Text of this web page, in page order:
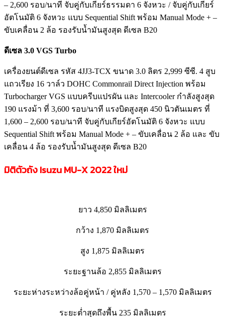
– 2,600 รอบ/นาที จับคู่กับเกียร์ธรรมดา 6 จังหวะ / จับคู่กับเกียร์
อัตโนมัติ 6 จังหวะ แบบ Sequential Shift พร้อม Manual Mode + –
ขับเคลื่อน 2 ล้อ รองรับน้ำมันสูงสุด ดีเซล B20
ดีเซล 3.0 VGS Turbo
เครื่องยนต์ดีเซล รหัส 4JJ3-TCX ขนาด 3.0 ลิตร 2,999 ซีซี. 4 สูบ
แถวเรียง 16 วาล์ว DOHC Commonrail Direct Injection พร้อม
Turbocharger VGS แบบครีบแปรผัน และ Intercooler กำลังสูงสุด
190 แรงม้า ที่ 3,600 รอบ/นาที แรงบิดสูงสุด 450 นิวตันเมตร ที่
1,600 – 2,600 รอบ/นาที จับคู่กับเกียร์อัตโนมัติ 6 จังหวะ แบบ
Sequential Shift พร้อม Manual Mode + – ขับเคลื่อน 2 ล้อ และ ขับ
เคลื่อน 4 ล้อ รองรับน้ำมันสูงสุด ดีเซล B20
มิติตัวถัง Isuzu MU-X2022 ใหม่
ยาว 4,850 มิลลิเมตร
กว้าง 1,870 มิลลิเมตร
สูง 1,875 มิลลิเมตร
ระยะฐานล้อ 2,855 มิลลิเมตร
ระยะห่างระหว่างล้อคู่หน้า / คู่หลัง 1,570 – 1,570 มิลลิเมตร
ระยะต่ำสุดถึงพื้น 235 มิลลิเมตร